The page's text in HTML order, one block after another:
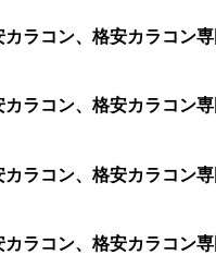
ラコン、格安カラコン専
ラコン、格安カラコン
ラコン、格安カラコン専
ラコン、格安カラコン専